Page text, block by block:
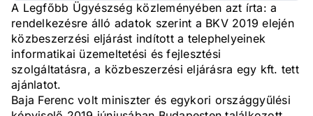
A Legfőbb Ügyészség közleményében azt írta: a
rendelkezésre álló adatok szerint a BKV 2019 elején
közbeszerzési eljárást indított a telephelyeinek
informatikai üzemeltetési és fejlesztési
szolgáltatásra, a közbeszerzési eljárásra egy kft. tett
ajánlatot.
Baja Ferenc volt miniszter és egykori országgyűlési